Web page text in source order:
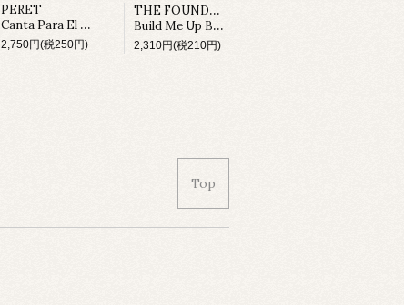
PERET
Canta Para El Cine (LP)
2,750円(税250円)
THE FOUNDATIONS
Build Me Up Buttercup (LP)
2,310円(税210円)
Top